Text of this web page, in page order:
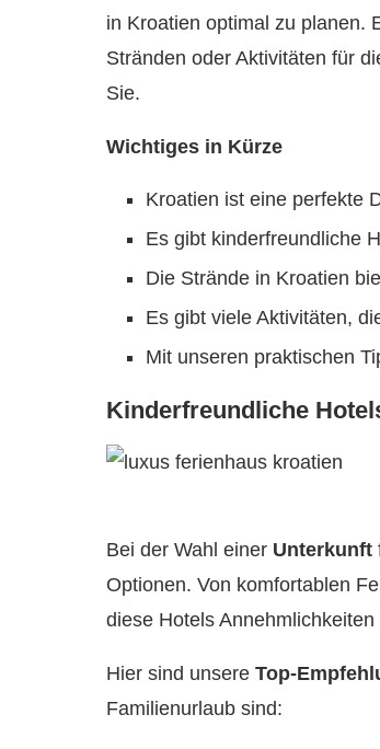
in Kroatien optimal zu planen.
Stränden oder Aktivitäten für
Sie.
Wichtiges in Kürze
Kroatien ist eine perfekte
Es gibt kinderfreundliche
Die Strände in Kroatien
Es gibt viele Aktivitäten,
Mit unseren praktischen
Kinderfreundliche
Bei der Wahl einer Unterkunft
Optionen. Von komfortablen
diese Hotels
Hier sind unsere Top-
Familienurlaub sind: